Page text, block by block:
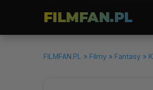
FILMFAN.PL
FILMFAN.PL » Filmy » Fantasy »